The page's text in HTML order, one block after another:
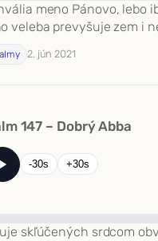
meno Pánovo, lebo
veleba prevyšuje zem i
2. jún 2021
147 – Dobrý Abba
-30s +30s
skľúčených srdcom